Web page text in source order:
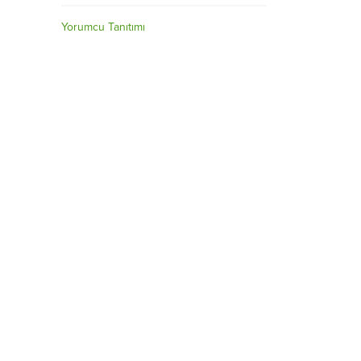
Yorumcu Tanıtımı